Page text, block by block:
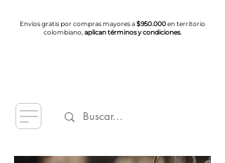
Envíos gratis por compras mayores a$950.000en territorio
colombiano, aplican términos y condiciones.